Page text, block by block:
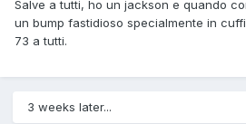
Salve a tutti, ho un jackson e quando
un bump fastidioso specialmente in
73 a tutti.
3 weeks later...